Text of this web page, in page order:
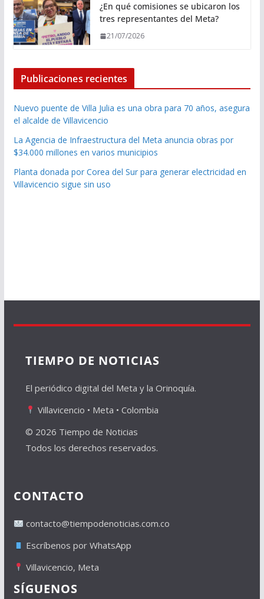
¿En qué comisiones se ubicaron los
tres representantes del Meta?
21/07/2026
Publicaciones recientes
Nuevo puente de Villa Julia es una obra para 70 años, asegura
el alcalde de Villavicencio
La Agencia de Infraestructura del Meta anuncia obras por
$34.000 millones en varios municipios
Planta donada por Corea del Sur para generar electricidad en
Villavicencio sigue sin uso
TIEMPO DE NOTICIAS
El periódico digital del Meta y la Orinoquía.
Villavicencio • Meta • Colombia
© 2026 Tiempo de Noticias
Todos los derechos reservados.
CONTACTO
contacto@tiempodenoticias.com.co
Escríbenos por WhatsApp
Villavicencio, Meta
SÍGUENOS